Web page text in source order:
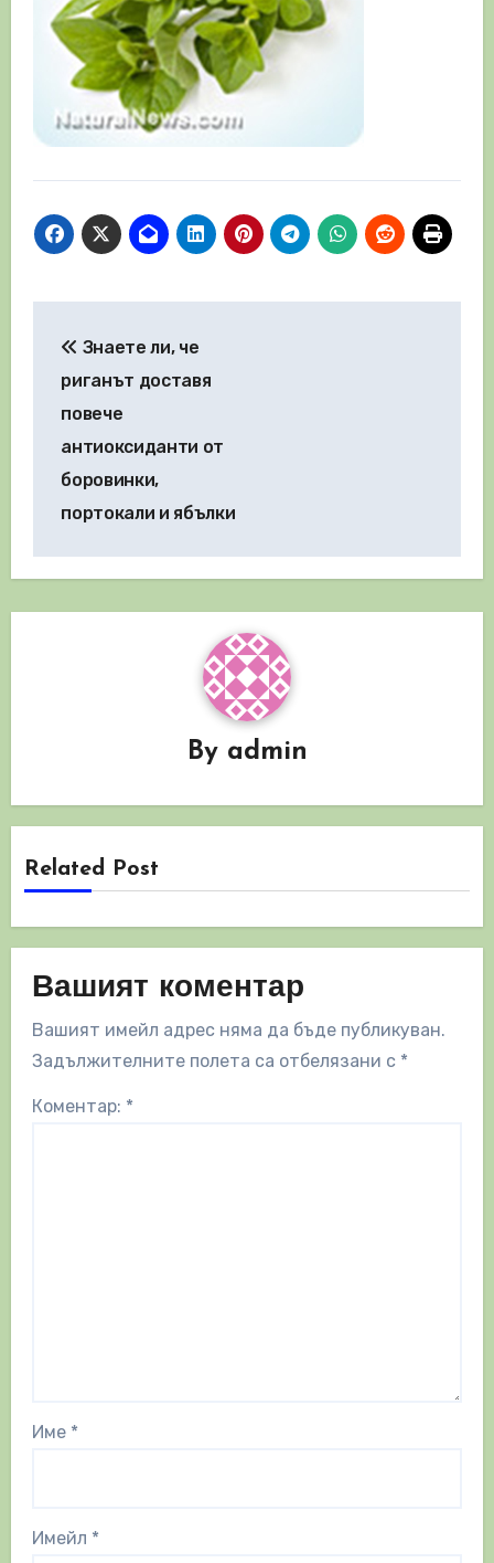
Знаете ли, че
риганът доставя
повече
антиоксиданти от
боровинки,
портокали и ябълки
By admin
Related Post
Вашият коментар
Вашият имейл адрес няма да бъде публикуван.
Задължителните полета са отбелязани с *
Коментар: *
Име *
Имейл *